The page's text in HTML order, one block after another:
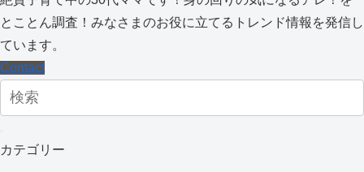
とことん調査！みなさまのお役に立てるトレンド情報を発信し
ています。
Contact
カテゴリー